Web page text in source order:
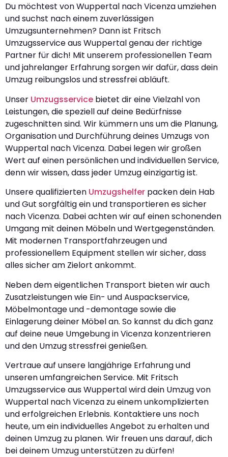
Du möchtest von Wuppertal nach Vicenza umziehen
und suchst nach einem zuverlässigen
Umzugsunternehmen? Dann ist Fritsch
Umzugsservice aus Wuppertal genau der richtige
Partner für dich! Mit unserem professionellen Team
und jahrelanger Erfahrung sorgen wir dafür, dass dein
Umzug reibungslos und stressfrei abläuft.
Unser Umzugsservice bietet dir eine Vielzahl von
Leistungen, die speziell auf deine Bedürfnisse
zugeschnitten sind. Wir kümmern uns um die Planung,
Organisation und Durchführung deines Umzugs von
Wuppertal nach Vicenza. Dabei legen wir großen
Wert auf einen persönlichen und individuellen Service,
denn wir wissen, dass jeder Umzug einzigartig ist.
Unsere qualifizierten Umzugshelfer packen dein Hab
und Gut sorgfältig ein und transportieren es sicher
nach Vicenza. Dabei achten wir auf einen schonenden
Umgang mit deinen Möbeln und Wertgegenständen.
Mit modernen Transportfahrzeugen und
professionellem Equipment stellen wir sicher, dass
alles sicher am Zielort ankommt.
Neben dem eigentlichen Transport bieten wir auch
Zusatzleistungen wie Ein- und Auspackservice,
Möbelmontage und -demontage sowie die
Einlagerung deiner Möbel an. So kannst du dich ganz
auf deine neue Umgebung in Vicenza konzentrieren
und den Umzug stressfrei genießen.
Vertraue auf unsere langjährige Erfahrung und
unseren umfangreichen Service. Mit Fritsch
Umzugsservice aus Wuppertal wird dein Umzug von
Wuppertal nach Vicenza zu einem unkomplizierten
und erfolgreichen Erlebnis. Kontaktiere uns noch
heute, um ein individuelles Angebot zu erhalten und
deinen Umzug zu planen. Wir freuen uns darauf, dich
bei deinem Umzug unterstützen zu dürfen!